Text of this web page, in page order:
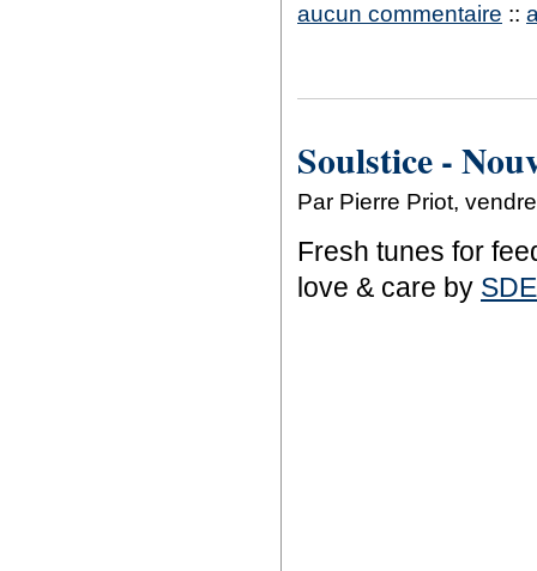
aucun commentaire ::
Soulstice -
Par Pierre Priot,
Fresh tunes for
love & care by